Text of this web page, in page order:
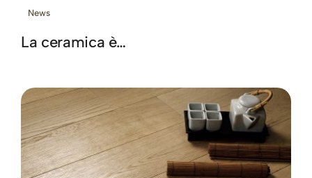
News
La ceramica è…